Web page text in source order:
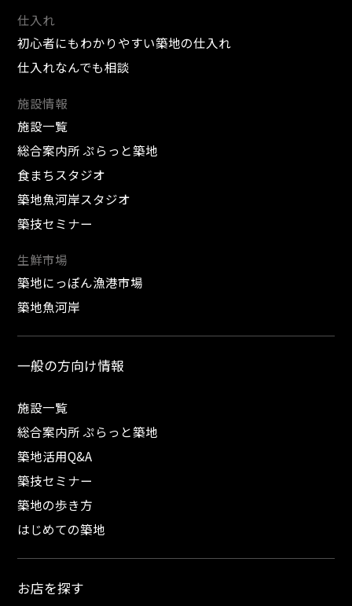
仕入れ
初心者にもわかりやすい築地の仕入れ
仕入れなんでも相談
施設情報
施設一覧
総合案内所 ぷらっと築地
食まちスタジオ
築地魚河岸スタジオ
築技セミナー
生鮮市場
築地にっぽん漁港市場
築地魚河岸
一般の方向け情報
施設一覧
総合案内所 ぷらっと築地
築地活用Q&A
築技セミナー
築地の歩き方
はじめての築地
お店を探す